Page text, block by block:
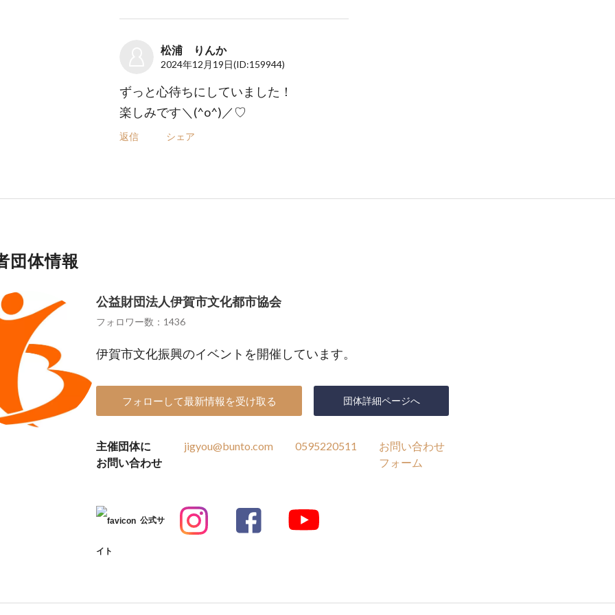
松浦 りんか
2024年12月19日(ID:159944)
ずっと心待ちにしていました！
楽しみです＼(^o^)／♡
返信 シェア
団体情報
公益財団法人伊賀市文化都市協会
フォロワー数：1436
伊賀市文化振興のイベントを開催しています。
フォローして最新情報を受け取る 団体詳細ページへ
主催団体に
お問い合わせ
jigyou@bunto.com 0595220511
お問い合わせ
フォーム
公式サ
イト